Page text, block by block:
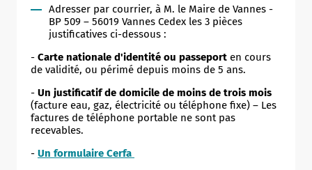
Adresser par courrier, à M. le Maire de Vannes -
BP 509 – 56019 Vannes Cedex les 3 pièces
justificatives ci-dessous :
- Carte nationale d'identité ou passeport en cours
de validité, ou périmé depuis moins de 5 ans.
- Un justificatif de domicile de moins de trois mois
(facture eau, gaz, électricité ou téléphone fixe) – Les
factures de téléphone portable ne sont pas
recevables.
- Un formulaire Cerfa